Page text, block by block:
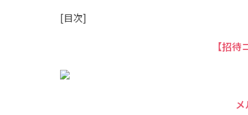
[目次]
【招